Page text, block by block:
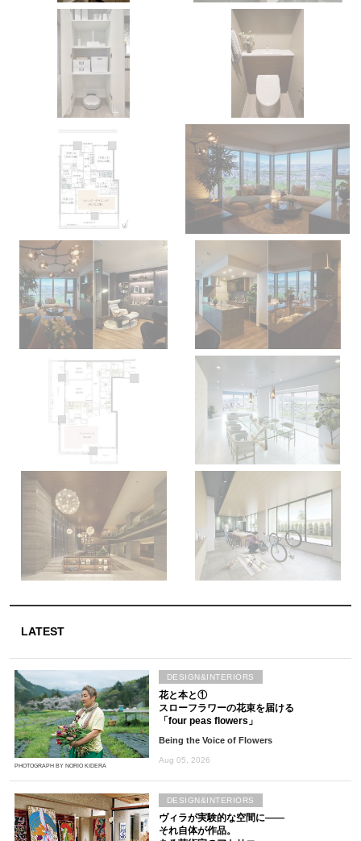
LATEST
PHOTOGRAPH BY NORIO KIDERA
花と本と①
スローフラワーの花束を届ける
「four peas flowers」
Being the Voice of Flowers
Aug 05, 2026
DESIGN&INTERIORS
ヴィラが実験的な空間に――
それ自体が作品。
DESIGN&INTERIORS